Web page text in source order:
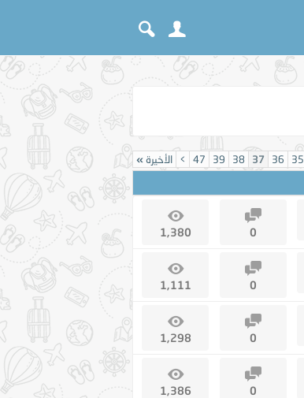
35
36
37
38
39
47
> الأخيرة»
0
1,380
0
1,111
0
1,298
0
1,386